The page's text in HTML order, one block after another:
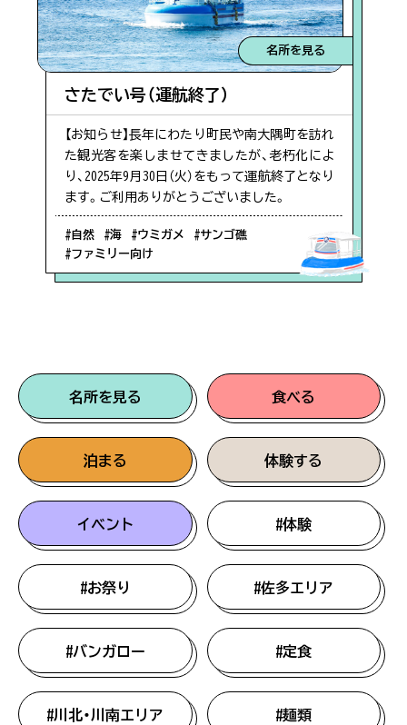
名所を見る
さたでい号（運航終了）
【お知らせ】長年にわたり町民や南大隅町を訪れ
た観光客を楽しませてきましたが、老朽化によ
り、2025年9月30日（火）をもって運航終了となり
ます。ご利用ありがとうございました。
#自然 #海 #ウミガメ
#サンゴ礁
#ファミリー向け
名所を見る 食べる
泊まる 体験する
イベント #体験
#お祭り #佐多エリア
#バンガロー #定食
#川北・川南エリア #麺類